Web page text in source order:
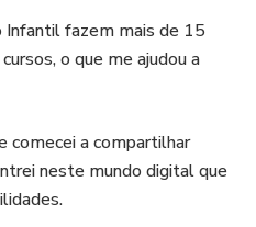
Infantil fazem mais de 15
o que me ajudou a
comecei a compartilhar
neste mundo digital que